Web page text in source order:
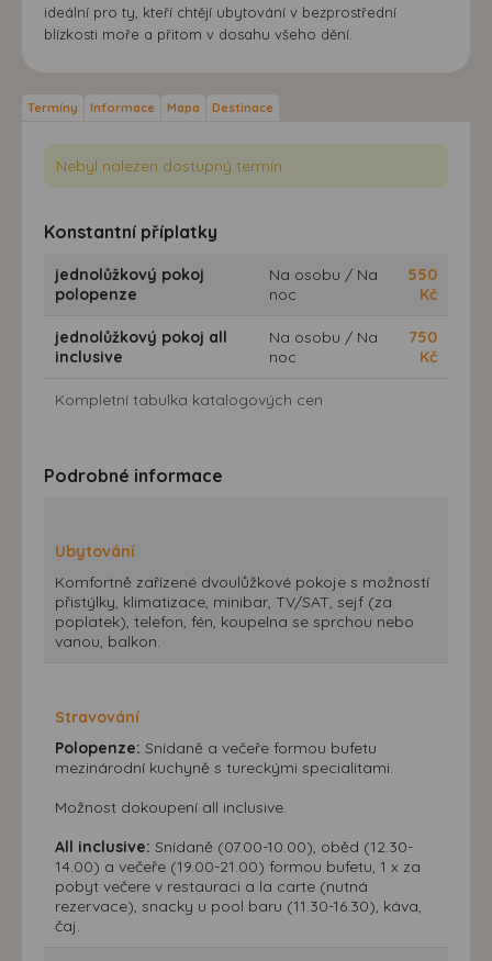
ideální pro ty, kteří chtějí ubytování v bezprostřední
blízkosti moře a přitom v dosahu všeho dění.
Termíny Informace Mapa Destinace
Nebyl nalezen dostupný termín.
Konstantní příplatky
jednolůžkový pokoj
polopenze
Na osobu / Na
noc
550
Kč
jednolůžkový pokoj all
inclusive
Na osobu / Na
noc
750
Kč
Kompletní tabulka katalogových cen
Podrobné informace
Ubytování
Komfortně zařízené dvoulůžkové pokoje s možností
přistýlky, klimatizace, minibar, TV/SAT, sejf (za
poplatek), telefon, fén, koupelna se sprchou nebo
vanou, balkon.
Stravování
Polopenze: Snídaně a večeře formou bufetu
mezinárodní kuchyně s tureckými specialitami.
Možnost dokoupení all inclusive.
All inclusive: Snídaně (07.00-10.00), oběd (12.30-
14.00) a večeře (19.00-21.00) formou bufetu, 1 x za
pobyt večere v restauraci a la carte (nutná
rezervace), snacky u pool baru (11.30-16.30), káva,
čaj.